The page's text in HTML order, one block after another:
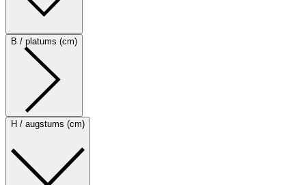
B / platums (cm)
H / augstums (cm)